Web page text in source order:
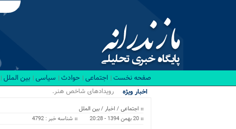
صفحه نخست اجتماعی حوادث سیاسی بین الملل
اخبار ویژه رویدادهای شاخص هنری در نیمه .
اجتماعی / اخبار /بین الملل
20 بهمن 1394 - 20:28
شناسه خبر : 4792